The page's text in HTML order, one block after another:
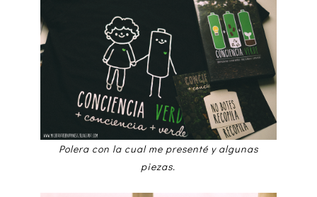
Polera con la cual me presenté y algunas
piezas.